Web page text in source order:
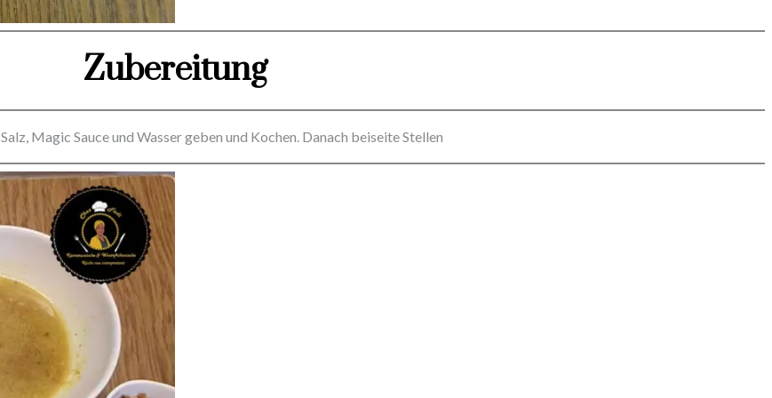
Zubereitung
Magic Sauce und Wasser geben und Kochen. Danach beiseite Stellen